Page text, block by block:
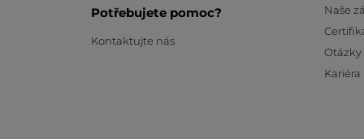
Potřebujete pomoc?
Kontaktujte nás
Naše
Otázky
Kariéra